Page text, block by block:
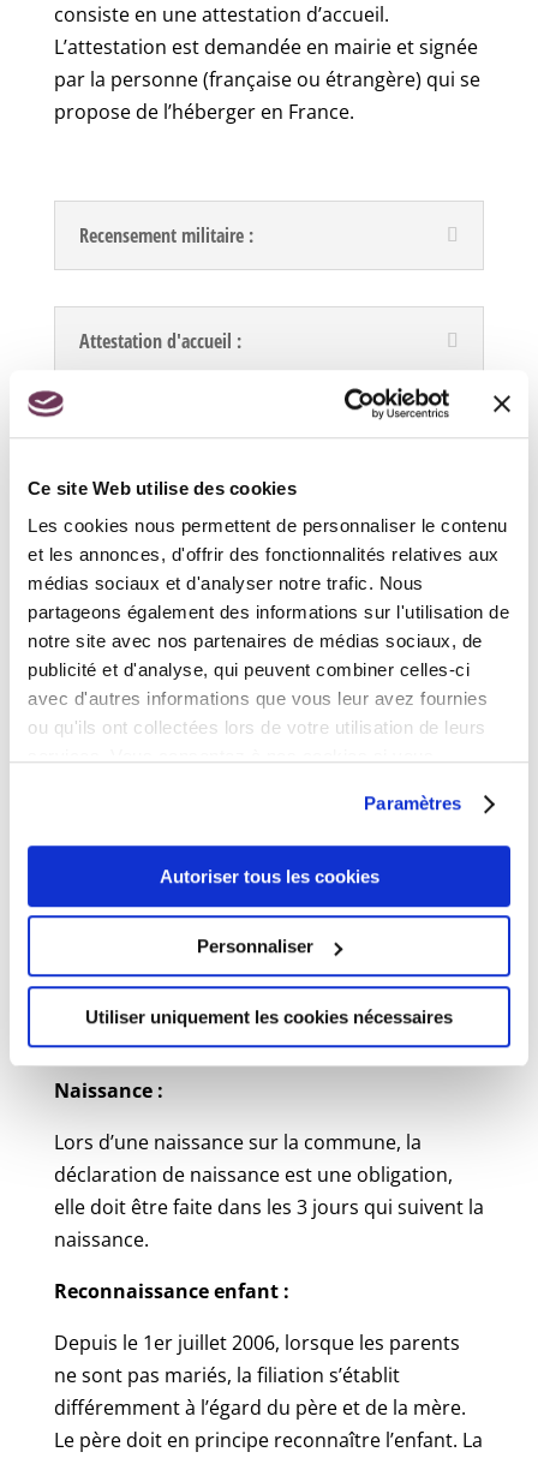
Ce site Web utilise des cookies
Les cookies nous permettent de personnaliser le contenu
et les annonces, d'offrir des fonctionnalités relatives aux
médias sociaux et d'analyser notre trafic. Nous
partageons également des informations sur l'utilisation de
notre site avec nos partenaires de médias sociaux, de
publicité et d'analyse, qui peuvent combiner celles-ci
avec d'autres informations que vous leur avez fournies
ou qu'ils ont collectées lors de votre utilisation de leurs
Paramètres
Autoriser tous les cookies
Personnaliser
Utiliser uniquement les cookies nécessaires
consiste en une attestation d’accueil.
L’attestation est demandée en mairie et signée
par la personne (française ou étrangère) qui se
propose de l’héberger en France.
Recensement militaire :
Attestation d'accueil :
État civil
Mariage :
Un dossier de mariage est à retirer en mairie.
où l’un des futurs époux à son domicile ou sa
Le PACS est une déclaration conjointe peut
être faite dans n’importe quelle mairie ou chez
un notaire pour laquelle il convient de fournir
les pièces demandées.Se renseigner.
Naissance :
Lors d’une naissance sur la commune, la
déclaration de naissance est une obligation,
elle doit être faite dans les 3 jours qui suivent la
naissance.
Reconnaissance enfant :
Depuis le 1er juillet 2006, lorsque les parents
ne sont pas mariés, la filiation s’établit
différemment à l’égard du père et de la mère.
Le père doit en principe reconnaître l’enfant. La